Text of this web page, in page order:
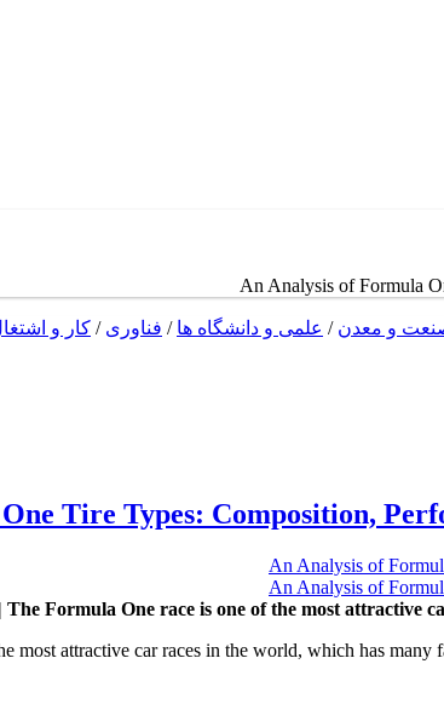
An Analysis of Formula
و معدن / علمی و دانشگاه ها / فناوری / کار و
Tire Types: Composition,
The Formula One race is one of the most
most attractive car races in the world, which has many